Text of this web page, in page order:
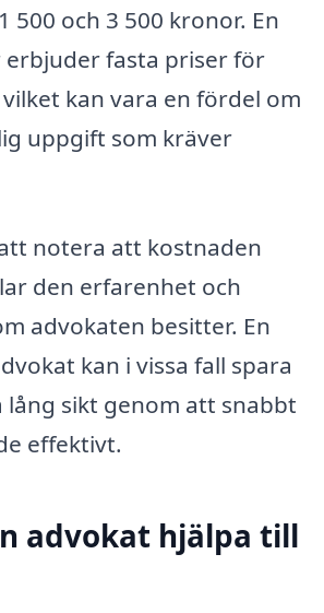
500 och 3 500 kronor. En
erbjuder fasta priser för
kan vara en fördel om
uppgift som kräver
notera att kostnaden
den erfarenhet och
advokaten besitter. En
kan i vissa fall spara
lång sikt genom att snabbt
effektivt.
advokat hjälpa till